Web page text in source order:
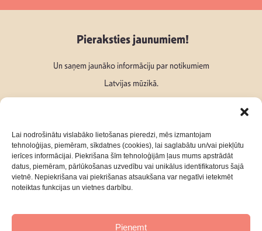
Lai nodrošinātu vislabāko lietošanas pieredzi, mēs izmantojam
tehnoloģijas, piemēram, sīkdatnes (cookies), lai saglabātu un/vai piekļūtu
ierīces informācijai. Piekrišana šīm tehnoloģijām ļaus mums apstrādāt
datus, piemēram, pārlūkošanas uzvedību vai unikālus identifikatorus šajā
vietnē. Nepiekrišana vai piekrišanas atsaukšana var negatīvi ietekmēt
noteiktas funkcijas un vietnes darbību.
Pieņemt
Pieraksties jaunumiem!
Un saņem jaunāko informāciju par notikumiem
Latvijas mūzikā.
Seko mums: